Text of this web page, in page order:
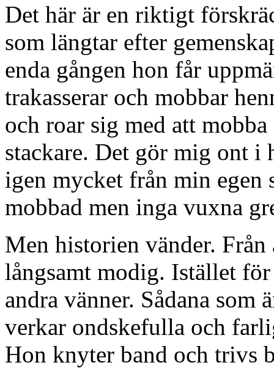
Det här är en riktigt
som längtar efter
enda gången hon får
trakasserar och mobbar
och roar sig med att
stackare. Det gör mig ont i
igen mycket från min
mobbad men inga vuxna
Men historien vänder.
långsamt modig. Istället
andra vänner. Sådana
verkar ondskefulla och
Hon knyter band och trivs